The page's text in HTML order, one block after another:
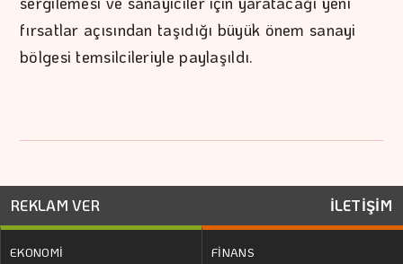
fırsatlar açısından taşıdığı büyük önem sanayi
bölgesi temsilcileriyle paylaşıldı.
REKLAM VER İLETİŞİM
EKONOMİ
FİNANS